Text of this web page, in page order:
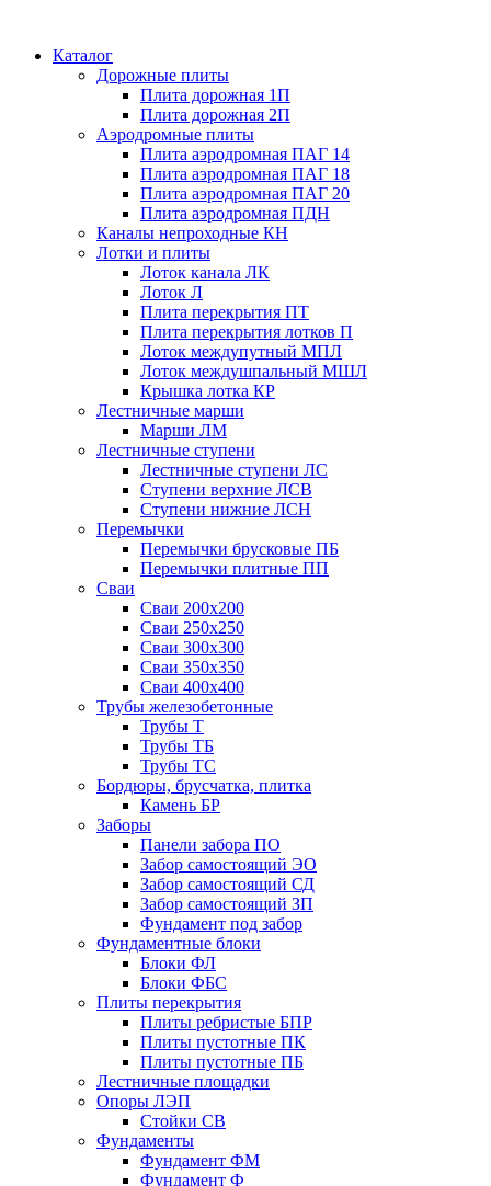
Каталог
Дорожные плиты
Плита дорожная 1П
Плита дорожная 2П
Аэродромные плиты
Плита аэродромная ПАГ 14
Плита аэродромная ПАГ 18
Плита аэродромная ПАГ 20
Плита аэродромная ПДН
Каналы непроходные КН
Лотки и плиты
Лоток канала ЛК
Лоток Л
Плита перекрытия ПТ
Плита перекрытия лотков П
Лоток междупутный МПЛ
Лоток междушпальный МШЛ
Крышка лотка КР
Лестничные марши
Марши ЛМ
Лестничные ступени
Лестничные ступени ЛС
Ступени верхние ЛСВ
Ступени нижние ЛСН
Перемычки
Перемычки брусковые ПБ
Перемычки плитные ПП
Сваи
Сваи 200х200
Сваи 250х250
Сваи 300х300
Сваи 350х350
Сваи 400х400
Трубы железобетонные
Трубы Т
Трубы ТБ
Трубы ТС
Бордюры, брусчатка, плитка
Камень БР
Заборы
Панели забора ПО
Забор самостоящий ЭО
Забор самостоящий СД
Забор самостоящий ЗП
Фyндамент под забор
Фундаментные блоки
Блоки ФЛ
Блоки ФБС
Плиты перекрытия
Плиты ребристые БПР
Плиты пустотные ПК
Плиты пустотные ПБ
Лестничные площадки
Опоры ЛЭП
Стойки СВ
Фундаменты
Фyндамент ФМ
Фyндамент Ф